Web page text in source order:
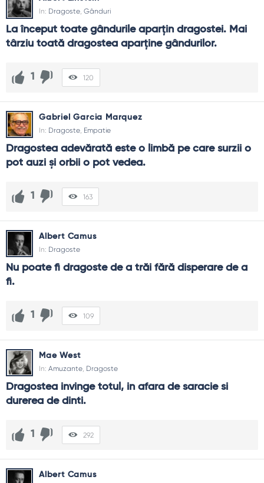
In: Dragoste, Gânduri
La început toate gândurile aparţin dragostei. Mai
târziu toată dragostea aparţine gândurilor.
1 120
Gabriel Garcia Marquez
In: Dragoste, Empatie
Dragostea adevărată este o limbă pe care surzii o
pot auzi și orbii o pot vedea.
1 163
Albert Camus
In: Dragoste
Nu poate fi dragoste de a trăi fără disperare de a
fi.
1 109
Mae West
In: Amuzante, Dragoste
Dragostea invinge totul, in afara de saracie si
durerea de dinti.
1 292
Albert Camus